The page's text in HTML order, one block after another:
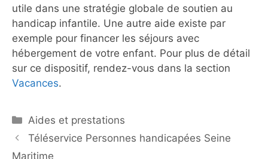
utile dans une stratégie globale de soutien au
handicap infantile. Une autre aide existe par
exemple pour financer les séjours avec
hébergement de votre enfant. Pour plus de détail
sur ce dispositif, rendez-vous dans la section
Vacances.
Catégories
Aides et prestations
Téléservice Personnes handicapées Seine
Maritime